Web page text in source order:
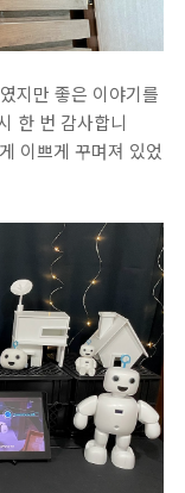
지만 좋은 이야기를
한 번 감사합니
이쁘게 꾸며져 있었